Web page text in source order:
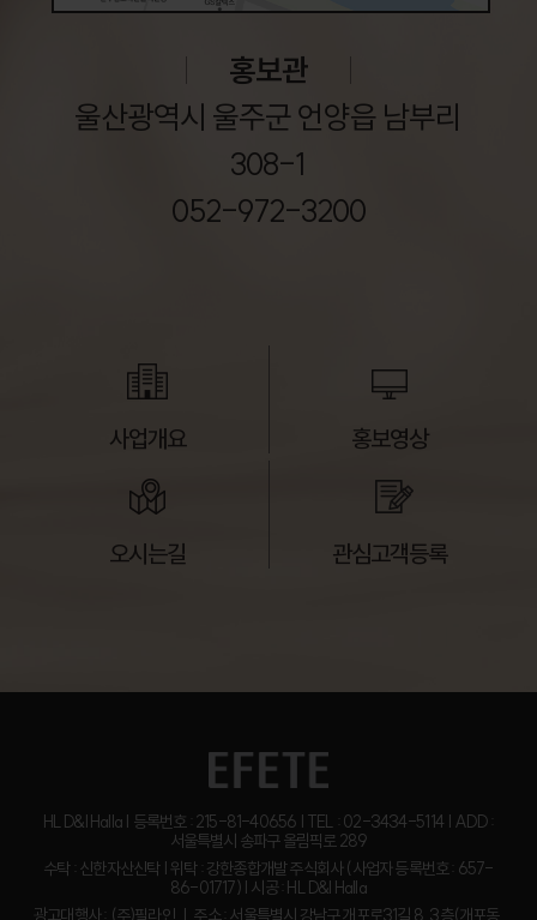
홍보관
울산광역시 울주군 언양읍 남부리
308-1
052-972-3200
사업개요 홍보영상
오시는길 관심고객등록
HL D&I Halla | 등록번호 : 215-81-40656 | TEL : 02-3434-5114 | ADD :
서울특별시 송파구 올림픽로 289
수탁 : 신한자산신탁 | 위탁 : 강한종합개발 주식회사 (사업자 등록번호 : 657-
86-01717) | 시공 : HL D&I Halla
광고대행사 : (주)필라인 ㅣ 주소 : 서울특별시 강남구 개포로31길 8, 3층(개포동,